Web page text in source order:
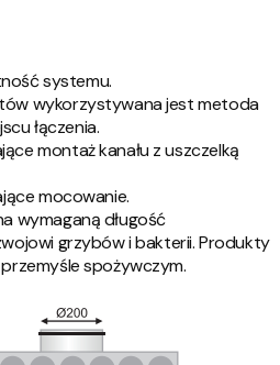
systemu.
wykorzystywana jest metoda
łączenia.
montaż kanału z uszczelką
mocowanie.
wymaganą długość
grzybów i bakterii. Produkty
spożywczym.